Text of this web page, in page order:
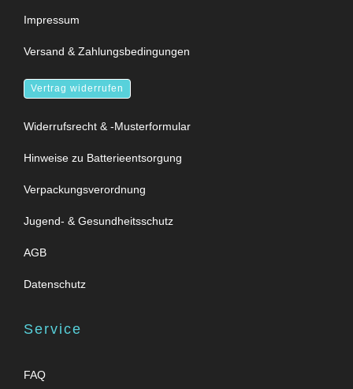
Impressum
Versand & Zahlungsbedingungen
Vertrag widerrufen
Widerrufsrecht & -Musterformular
Hinweise zu Batterieentsorgung
Verpackungsverordnung
Jugend- & Gesundheitsschutz
AGB
Datenschutz
Service
FAQ